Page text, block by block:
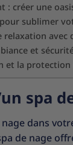
: créer une
sublimer
relaxation avec
et
et la
spa
nage dans
de nage